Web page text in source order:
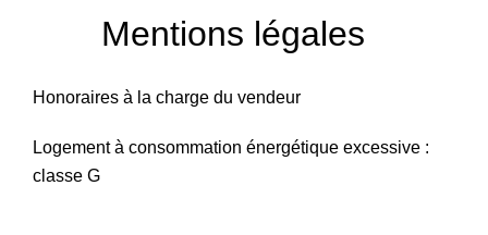
Mentions légales
Honoraires à la charge du vendeur
Logement à consommation énergétique excessive :
classe G